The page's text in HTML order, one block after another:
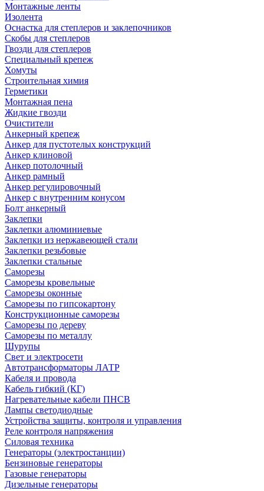
Монтажные ленты
Изолента
Оснастка для степлеров и заклепочников
Скобы для степлеров
Гвозди для степлеров
Специальный крепеж
Хомуты
Строительная химия
Герметики
Монтажная пена
Жидкие гвозди
Очистители
Анкерный крепеж
Анкер для пустотелых конструкций
Анкер клиновой
Анкер потолочный
Анкер рамный
Анкер регулировочный
Анкер с внутренним конусом
Болт анкерный
Заклепки
Заклепки алюминиевые
Заклепки из нержавеющей стали
Заклепки резьбовые
Заклепки стальные
Саморезы
Саморезы кровельные
Саморезы оконные
Саморезы по гипсокартону
Конструкционные саморезы
Саморезы по дереву
Саморезы по металлу
Шурупы
Свет и электросети
Автотрансформаторы ЛАТР
Кабеля и провода
Кабель гибкий (КГ)
Нагревательные кабели ПНСВ
Лампы светодиодные
Устройства защиты, контроля и управления
Реле контроля напряжения
Силовая техника
Генераторы (электростанции)
Бензиновые генераторы
Газовые генераторы
Дизельные генераторы